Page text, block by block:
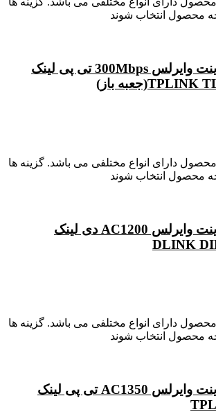
محصول انتخاب شوند
روتر و اکسس پوینت وایرلس 300Mbps تی پی لینک
محصول دارای انواع مختلفی می باشد. گزینه ها
محصول انتخاب شوند
روتر و اکسس پوینت وایرلس AC1200 دی لینک
محصول دارای انواع مختلفی می باشد. گزینه ها
محصول انتخاب شوند
روتر و اکسس پوینت وایرلس AC1350 تی پی لینک